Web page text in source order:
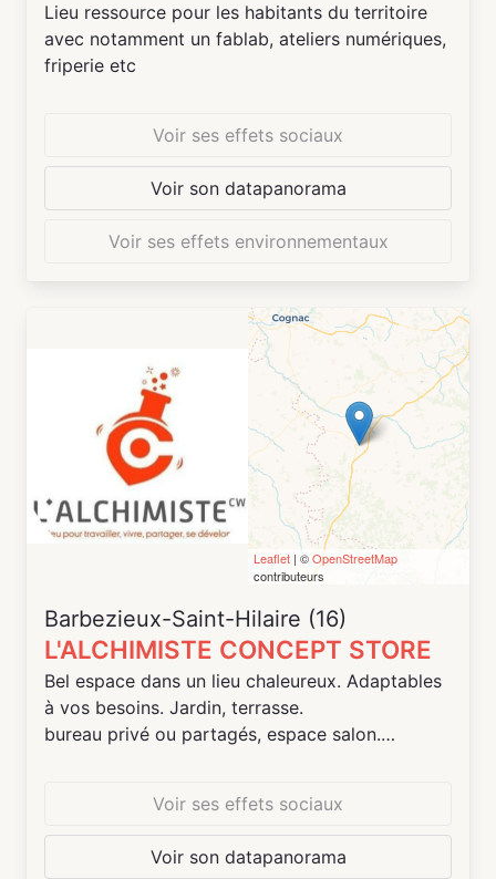
Lieu ressource pour les habitants du territoire
avec notamment un fablab, ateliers numériques,
friperie etc
Voir ses effets sociaux
Voir son datapanorama
Voir ses effets environnementaux
Leaflet | ©OpenStreetMap
contributeurs
Barbezieux-Saint-Hilaire (16)
L'ALCHIMISTE CONCEPT STORE
Bel espace dans un lieu chaleureux. Adaptables
à vos besoins. Jardin, terrasse.
bureau privé ou partagés, espace salon.
Possibilité de réaliser des animations autour de
votre activité en bénéficiant des 3000 abonnés
réseau sociaux et du fichier clients.
Voir ses effets sociaux
Voir son datapanorama